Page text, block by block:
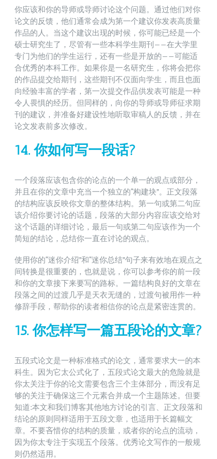
你应该和你的导师或导师讨论这个问题。通过他们对你
论文的反馈，他们通常会成为第一个建议你发表高质量
作品的人。当这个建议出现的时候，你可能已经是一个
硕士研究生了，尽管有一些本科学生期刊——在大学里
专门为他们的学生运行，还有一些是开放的——可能适
合优秀的本科工作。如果你是一名研究生，你将会把你
的作品提交给期刊，这些期刊不仅面向学生，而且也面
向经验丰富的学者，第一次提交作品供发表可能是一种
令人畏惧的经历。但同样的，向你的导师或导师征求期
刊的建议，并准备好建设性地听取审稿人的反馈，并在
论文发表前多次修改。
14. 你如何写一段话?
一个段落应该包含你的论点的一个单一的观点或部分，
并且在你的文章中充当一个独立的“构建块”。正文段落
的结构应该反映你文章的整体结构。第一句或第二句应
该介绍你要讨论的话题，段落的大部分内容应该交给对
这个话题的详细讨论，最后一句或第二句应该作为一个
简短的结论，总结你一直在讨论的观点。
使用你的“迷你介绍”和“迷你总结”句子来有效地在观点之
间转换是很重要的，也就是说，你可以参考你的前一段
和你的文章接下来要写的路标。一篇结构良好的文章在
段落之间的过渡几乎是天衣无缝的，过渡句被用作一种
修辞手段，帮助你的读者相信你的论点是紧密连贯的。
15. 你怎样写一篇五段论的文章?
五段式论文是一种标准格式的论文，通常要求大一的本
科生。因为它太公式化了，五段式论文最大的危险就是
你太关注于你的论文需要包含三个主体部分，而没有足
够的关注于确保这三个元素合并成一个主题陈述。但要
知道:本文和我们博客其他地方讨论的引言、正文段落和
结论的原则同样适用于五段文章，也适用于长篇幅文
章。不要吝惜你的结构的质量，或者你的论点的流动，
因为你太专注于实现五个段落。优秀论文写作的一般规
则仍然适用。